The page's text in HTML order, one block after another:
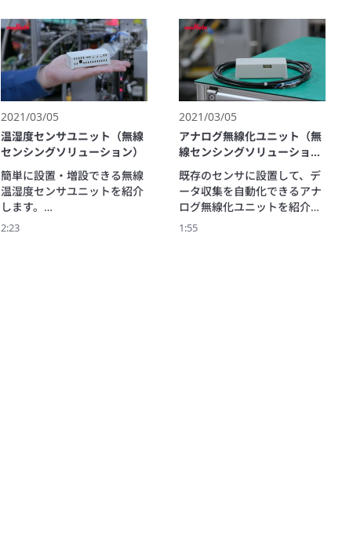
ナログメーターに後付けで
き、針の角度を読み取り無線
で見える化します。
1台で2台のメーターを計測で
きるほか、工事不要の簡単設
置、環境の影響を受けにくい
磁気方式、Sub-GHz帯による
長距離通信など、
設備点検の効率化に役立つと
いう特長があります。
本動画では、アナログメータ
ー読取ユニットの仕組みや特
長、導入メリットについてわ
2021/03/05
温湿度センサユニット（無線
センシングソリューション）
簡単に設置・増設できる無線
温湿度センサユニットを紹介
します。
温度・湿度の影響を受けやす
2:23
2021/03/05
アナログ無線化ユニット（無
線センシングソリューショ
ン）
既存のセンサに設置して、デ
ータ収集を自動化できるアナ
ログ無線化ユニットを紹介し
ます。
1:55